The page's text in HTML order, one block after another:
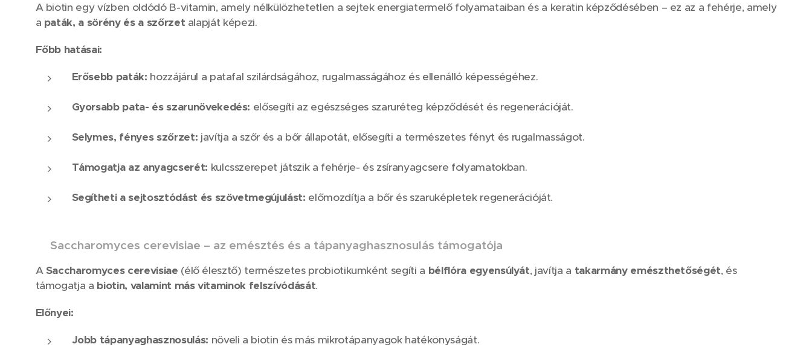
A biotin egy vízben oldódó B-vitamin, amely nélkülözhetetlen a sejtek energiatermelő folyamataiban és a keratin képződésében – ez az a fehérje, amely
a paták, a sörény és a szőrzet alapját képezi.
Főbb hatásai:
Erősebb paták: hozzájárul a patafal szilárdságához, rugalmasságához és ellenálló képességéhez.
Gyorsabb pata- és szarunövekedés: elősegíti az egészséges szaruréteg képződését és regenerációját.
Selymes, fényes szőrzet: javítja a szőr és a bőr állapotát, elősegíti a természetes fényt és rugalmasságot.
Támogatja az anyagcserét: kulcsszerepet játszik a fehérje- és zsíranyagcsere folyamatokban.
Segítheti a sejtosztódást és szövetmegújulást: előmozdítja a bőr és szaruképletek regenerációját.
Saccharomyces cerevisiae – az emésztés és a tápanyaghasznosulás támogatója
A Saccharomyces cerevisiae (élő élesztő) természetes probiotikumként segíti a bélflóra egyensúlyát, javítja a takarmány emészthetőségét, és
támogatja a biotin, valamint más vitaminok felszívódását.
Előnyei:
Jobb tápanyaghasznosulás: növeli a biotin és más mikrotápanyagok hatékonyságát.